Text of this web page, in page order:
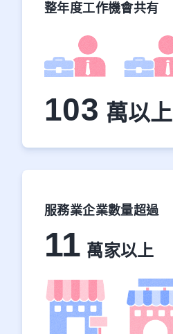
整年度工作機會共有
103 萬以上
服務業企業數量超過
11 萬家以上